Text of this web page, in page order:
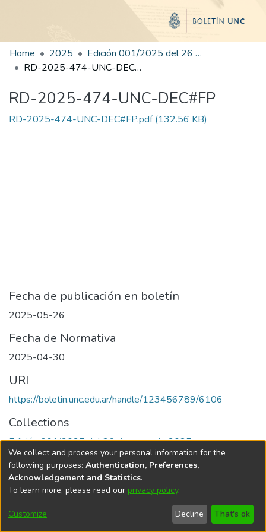
Home 2025
Edición 001/2025 del 26 de mayo de 2025
RD-2025-474-UNC-DEC#FP
RD-2025-474-UNC-DEC#FP
RD-2025-474-UNC-DEC#FP.pdf(132.56 KB)
Fecha de publicación en boletín
2025-05-26
Fecha de Normativa
2025-04-30
URI
https://boletin.unc.edu.ar/handle/123456789/6106
Collections
Edición 001/2025 del 26 de mayo de 2025
Universidad Nacional de Córdoba
We collect and process your personal information for the
following purposes: Authentication, Preferences,
Acknowledgement and Statistics.
To learn more, please read our privacy policy.
Customize Decline That's ok